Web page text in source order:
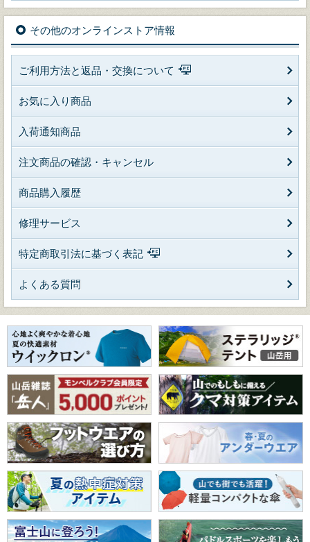
その他のオンラインストア情報
ご利用方法と返品・交換について
お気に入り商品
入荷通知商品
注文商品の確認・キャンセル
商品購入履歴
修理サービス
特定商取引法に基づく表記
よくある質問